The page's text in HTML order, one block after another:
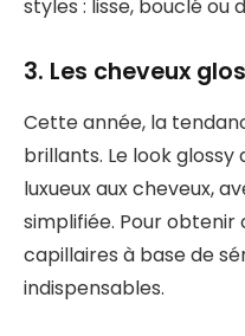
styles : lisse, bouclé ou
3. Les cheveux
Cette année, la
brillants. Le look
luxueux aux cheveux,
simplifiée. Pour obtenir
capillaires à base de
indispensables.